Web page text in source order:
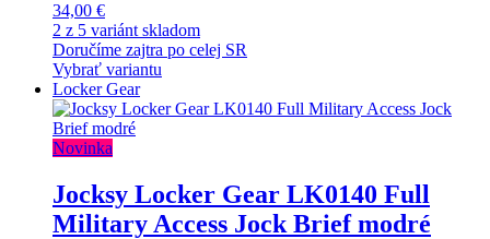
34,00 €
2 z 5 variánt skladom
Doručíme zajtra po celej SR
Vybrať variantu
Locker Gear
Novinka
Jocksy Locker Gear LK0140 Full
Military Access Jock Brief modré